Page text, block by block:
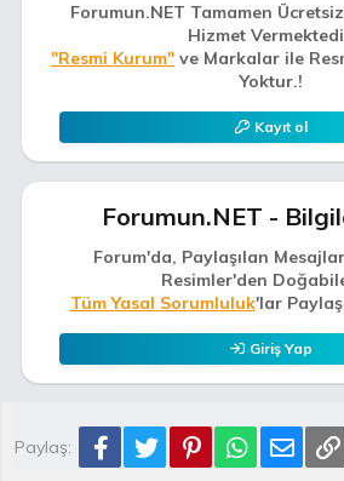
Forumun.NET Tamamen Ücretsiz
Hizmet
"Resmi Kurum" ve Markalar ile
Yoktur.!
Kayıt ol
Forumun.NET -
Forum'da, Paylaşılan
Resimler'den
Tüm Yasal Sorumluluk'lar
Giriş Yap
Paylaş: Facebook
Twitter PinterestWhatsApp
E-